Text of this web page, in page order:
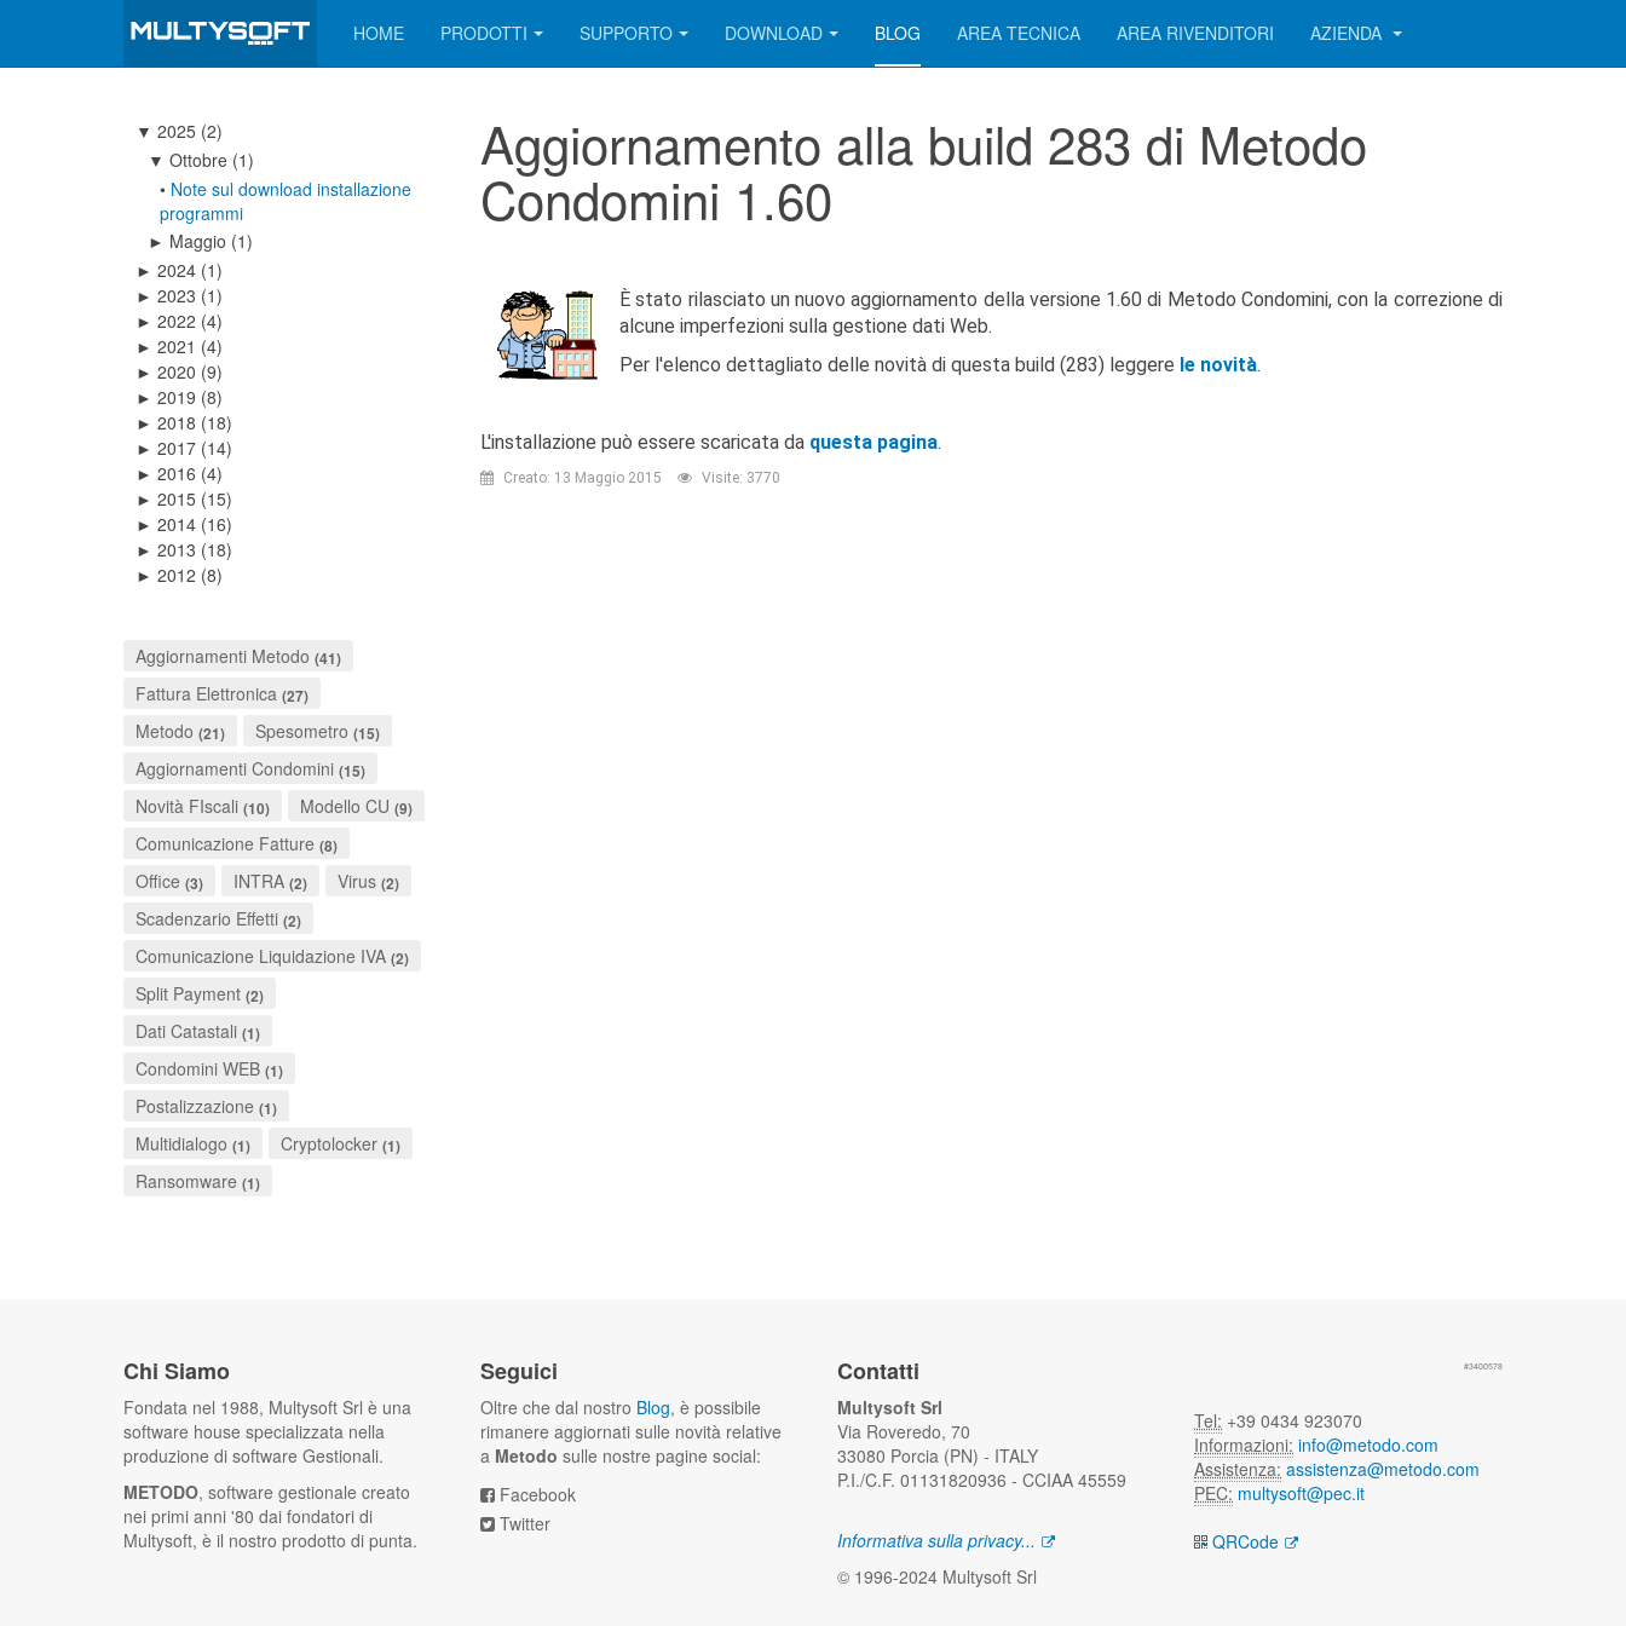
HOME PRODOTTI SUPPORTO DOWNLOAD BLOG AREA TECNICA AREA RIVENDITORI AZIENDA
Aggiornamento alla build 283 di Metodo
Condomini 1.60
È stato rilasciato un nuovo aggiornamento della versione 1.60 di Metodo Condomini, con la correzione di
alcune imperfezioni sulla gestione dati Web.
Per l'elenco dettagliato delle novità di questa build (283) leggere le novità.
L'installazione può essere scaricata da questa pagina.
Creato: 13 Maggio 2015 Visite: 3770
▼ 2025 (2)
▼ Ottobre (1)
• Note sul download installazione
programmi
► Maggio (1)
► 2024 (1)
► 2023 (1)
► 2022 (4)
► 2021 (4)
► 2020 (9)
► 2019 (8)
► 2018 (18)
► 2017 (14)
► 2016 (4)
► 2015 (15)
► 2014 (16)
► 2013 (18)
► 2012 (8)
Aggiornamenti Metodo (41)
Fattura Elettronica (27)
Metodo (21) Spesometro (15)
Aggiornamenti Condomini (15)
Novità FIscali (10) Modello CU (9)
Comunicazione Fatture (8)
Office (3) INTRA (2) Virus (2)
Scadenzario Effetti (2)
Comunicazione Liquidazione IVA (2)
Split Payment (2)
Dati Catastali (1)
Condomini WEB (1)
Postalizzazione (1)
Multidialogo (1) Cryptolocker (1)
Ransomware (1)
Chi Siamo
Fondata nel 1988, Multysoft Srl è una
software house specializzata nella
produzione di software Gestionali.
METODO, software gestionale creato
nei primi anni '80 dai fondatori di
Multysoft, è il nostro prodotto di punta.
Seguici
Oltre che dal nostro Blog, è possibile
rimanere aggiornati sulle novità relative
a Metodo sulle nostre pagine social:
Facebook
Twitter
Contatti
Multysoft Srl
Via Roveredo, 70
33080 Porcia (PN) - ITALY
P.I./C.F. 01131820936 - CCIAA 45559
Informativa sulla privacy...
© 1996-2024 Multysoft Srl
#3400578
Tel: +39 0434 923070
Informazioni: info@metodo.com
Assistenza: assistenza@metodo.com
PEC: multysoft@pec.it
QRCode